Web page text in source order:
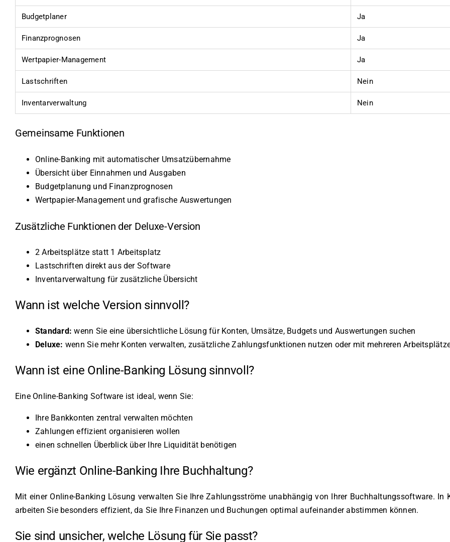
Budgetplaner Ja
Finanzprognosen Ja
Wertpapier-Management Ja
Lastschriften Nein
Inventarverwaltung Nein
Gemeinsame Funktionen
Online-Banking mit automatischer Umsatzübernahme
Übersicht über Einnahmen und Ausgaben
Budgetplanung und Finanzprognosen
Wertpapier-Management und grafische Auswertungen
Zusätzliche Funktionen der Deluxe-Version
2 Arbeitsplätze statt 1 Arbeitsplatz
Lastschriften direkt aus der Software
Inventarverwaltung für zusätzliche Übersicht
Wann ist welche Version sinnvoll?
Standard: wenn Sie eine übersichtliche Lösung für Konten, Umsätze, Budgets und Auswertungen suchen
Deluxe: wenn Sie mehr Konten verwalten, zusätzliche Zahlungsfunktionen nutzen oder mit mehreren
Wann ist eine Online-Banking Lösung sinnvoll?
Eine Online-Banking Software ist ideal, wenn Sie:
Ihre Bankkonten zentral verwalten möchten
Zahlungen effizient organisieren wollen
einen schnellen Überblick über Ihre Liquidität benötigen
Wie ergänzt Online-Banking Ihre Buchhaltung?
Mit einer Online-Banking Lösung verwalten Sie Ihre Zahlungsströme unabhängig von Ihrer Buchhaltungssoftware.
arbeiten Sie besonders effizient, da Sie Ihre Finanzen und Buchungen optimal aufeinander abstimmen können.
Sie sind unsicher, welche Lösung für Sie passt?